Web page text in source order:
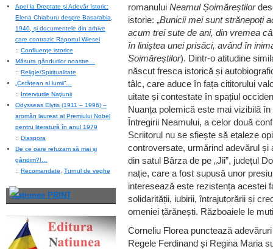
Apel la Dreptate și Adevăr Istoric:
Elena Chiaburu despre Basarabia,
1940, și documentele din arhive
care contrazic Raportul Wiesel
:: Confluenţe istorice
Măsura gândurilor noastre…
:: Religie/Spiritualitate
„Cetățean al lumii”…
:: Interviurile Naţiunii
Odysseas Elytis (1911 – 1996) –
aromân laureat al Premiului Nobel
pentru literatură în anul 1979
:: Diaspora
De ce oare refuzam să mai și
gândim?!…
:: Recomandate Turnul de veghe
Naţiunea PRINT
romanului Neamul Șoimăreștilor
istorie: „Bunicii mei sunt strănepoți
acum trei sute de ani, din vremea
în liniștea unei prisăci, având în
Soimăreștilor). Dintr-o atitudine
născut fresca istorică și
tâlc, care aduce în fața cititorului
uitate și contestate în spațiul
Nuanța polemică este mai vizibilă
Întregirii Neamului, a celor două
Scriitorul nu se sfiește să etaleze
controversate, urmărind adevărul și
din satul Bârza de pe „Jii”, județul
nație, care a fost supusă unor
interesează este rezistența acestei
solidarității, iubirii, întrajutorării și
omeniei țărănești. Războaiele le
Corneliu Florea punctează
Regele Ferdinand și Regina Maria